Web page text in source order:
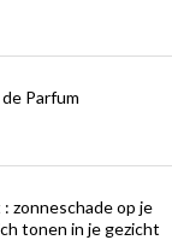
Parfum
zonneschade op je
tonen in je gezicht